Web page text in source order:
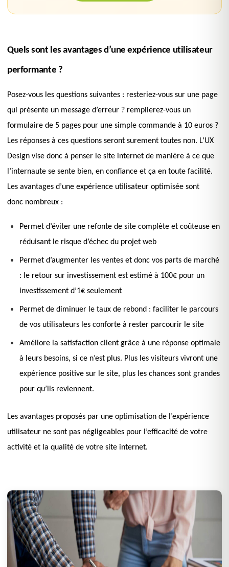
Quels sont les avantages d’une expérience utilisateur
performante ?
Posez-vous les questions suivantes : resteriez-vous sur une page
qui présente un message d’erreur ? remplierez-vous un
formulaire de 5 pages pour une simple commande à 10 euros ?
Les réponses à ces questions seront surement toutes non. L’UX
Design vise donc à penser le site internet de manière à ce que
l’internaute se sente bien, en confiance et ça en toute facilité.
Les avantages d’une expérience utilisateur optimisée sont
donc nombreux :
Permet d’éviter une refonte de site complète et coûteuse en
réduisant le risque d’échec du projet web
Permet d’augmenter les ventes et donc vos parts de marché
: le retour sur investissement est estimé à 100€ pour un
investissement d’1€ seulement
Permet de diminuer le taux de rebond : faciliter le parcours
de vos utilisateurs les conforte à rester parcourir le site
Améliore la satisfaction client grâce à une réponse optimale
à leurs besoins, si ce n’est plus. Plus les visiteurs vivront une
expérience positive sur le site, plus les chances sont grandes
pour qu’ils reviennent.
Les avantages proposés par une optimisation de l’expérience
utilisateur ne sont pas négligeables pour l’efficacité de votre
activité et la qualité de votre site internet.